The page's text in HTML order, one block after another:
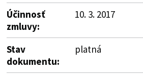
Účinnosť
zmluvy:
10. 3. 2017
Stav
dokumentu:
platná